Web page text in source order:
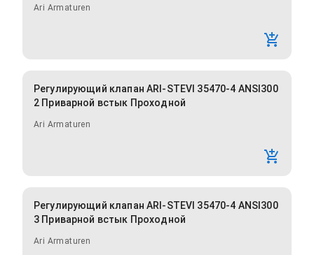
Ari Armaturen
Регулирующий клапан ARI-STEVI 35470-4 ANSI300
2 Приварной встык Проходной
Ari Armaturen
Регулирующий клапан ARI-STEVI 35470-4 ANSI300
3 Приварной встык Проходной
Ari Armaturen